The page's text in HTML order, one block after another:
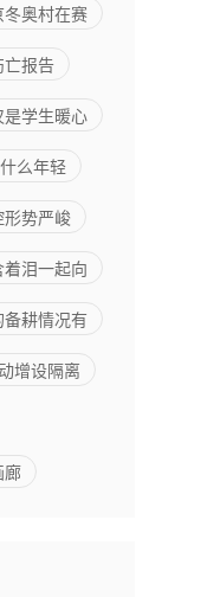
奥村在赛
亡报告
学生暖心
么年轻
势严峻
泪一起向
耕情况有
增设隔离
廊